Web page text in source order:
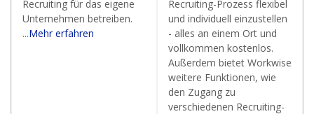
Recruiting für das eigene
Unternehmen betreiben.
...Mehr erfahren
Recruiting-Prozess flexibel
und individuell einzustellen
- alles an einem Ort und
vollkommen kostenlos.
Außerdem bietet Workwise
weitere Funktionen, wie
den Zugang zu
verschiedenen Recruiting-